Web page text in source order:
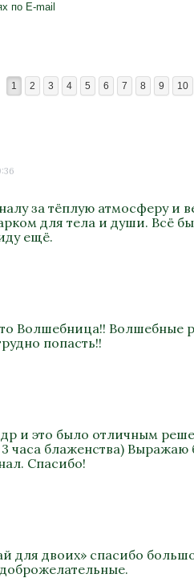
по E-mail
1 2 3 4 5 6 7 8 9 10
за тёплую атмосферу и
для тела и души. Всё
ещё.
Волшебница!! Волшебные
попасть!!
др и это было отличным
часа блаженства)
Спасибо!
для двоих» спасибо